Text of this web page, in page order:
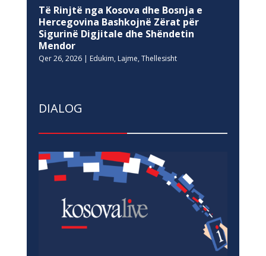
Të Rinjtë nga Kosova dhe Bosnja e
Hercegovina Bashkojnë Zërat për
Sigurinë Digjitale dhe Shëndetin
Mendor
Qer 26, 2026| Edukim, Lajme, Thellesisht
DIALOG